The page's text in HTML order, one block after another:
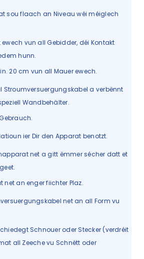
sou flaach an Niveau wéi méiglech
vun all Gebidder, déi Kontakt
hunn.
20 cm vun all Mauer ewech.
Stroumversuergungskabel a verbënnt
Wandbehälter.
ier Dir den Apparat benotzt.
net a gitt ëmmer sécher datt et
net an enger fiichter Plaz.
net an all Form vu
Schnouer oder Stecker (verdréit
all Zeeche vu Schnëtt oder